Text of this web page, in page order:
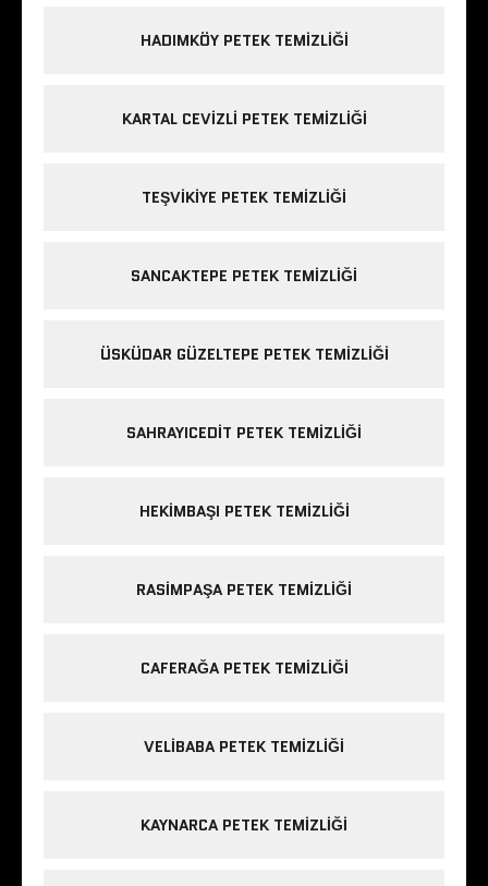
HADIMKÖY PETEK TEMIZLIĞI
KARTAL CEVIZLI PETEK TEMIZLIĞI
TEŞVIKIYE PETEK TEMIZLIĞI
SANCAKTEPE PETEK TEMIZLIĞI
ÜSKÜDAR GÜZELTEPE PETEK TEMIZLIĞI
SAHRAYICEDIT PETEK TEMIZLIĞI
HEKIMBAŞI PETEK TEMIZLIĞI
RASIMPAŞA PETEK TEMIZLIĞI
CAFERAĞA PETEK TEMIZLIĞI
VELIBABA PETEK TEMIZLIĞI
KAYNARCA PETEK TEMIZLIĞI